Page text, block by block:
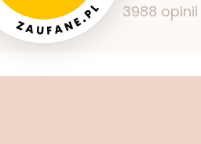
3988 opinii